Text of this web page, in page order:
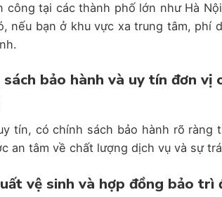
công tại các thành phố lớn như Hà
nếu bạn ở khu vực xa trung tâm,
sách bảo hành và uy tín đơn vị
tín, có chính sách bảo hành rõ ràng
an tâm về chất lượng dịch vụ và sự
vệ sinh và hợp đồng bảo